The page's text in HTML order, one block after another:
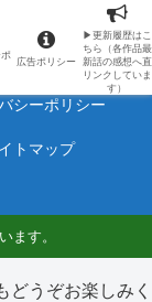
更新しています。
フィール
シーポリシー
トマップ
ます。
どうぞお楽しみく
広告ポリシー
▶更新履歴はこ
ちら（各作品最
新話の感想へ直
リンクしていま
す）